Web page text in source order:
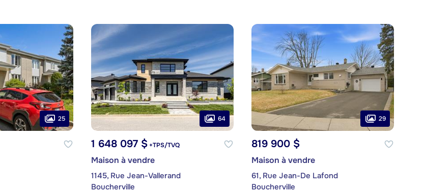
25 64
1 648 097 $+TPS/TVQ
Maison à vendre
1145, Rue Jean-Vallerand
Boucherville
29
819 900 $
Maison à vendre
61, Rue Jean-De Lafond
Boucherville